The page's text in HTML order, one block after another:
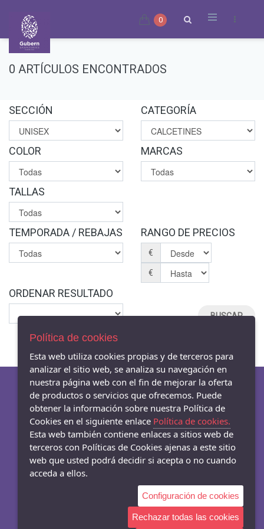
0
0 ARTÍCULOS ENCONTRADOS
SECCIÓN CATEGORÍA
COLOR MARCAS
TALLAS
TEMPORADA / REBAJAS RANGO DE PRECIOS
€
€
ORDENAR RESULTADO
AVISO LEGAL
POLÍTICA DE COOKIES
ENVÍOS Y DEVOLUCIONES
- Carrer Mar 54-56, Badalona - 08911 (Barcelona)
Política de cookies
Esta web utiliza cookies propias y de terceros para
analizar el sitio web, se analiza su navegación en
nuestra página web con el fin de mejorar la oferta
de productos o servicios que ofrecemos. Puede
obtener la información sobre nuestra Política de
Cookies en el siguiente enlace Política de cookies.
Esta web también contiene enlaces a sitios web de
terceros con Políticas de Cookies ajenas a este sitio
web que usted podrá decidir si acepta o no cuando
acceda a ellos.
Configuración de cookies
Rechazar todas las cookies